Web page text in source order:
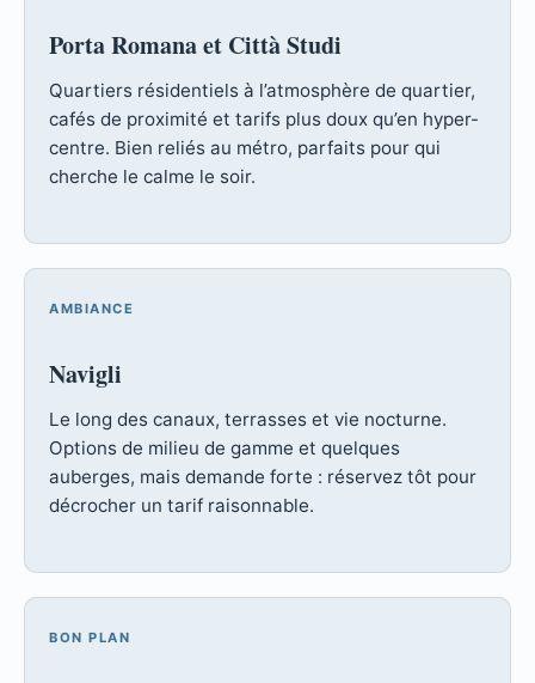
Porta Romana et Città Studi
Quartiers résidentiels à l’atmosphère de quartier,
cafés de proximité et tarifs plus doux qu’en hyper-
centre. Bien reliés au métro, parfaits pour qui
cherche le calme le soir.
AMBIANCE
Navigli
Le long des canaux, terrasses et vie nocturne.
Options de milieu de gamme et quelques
auberges, mais demande forte : réservez tôt pour
décrocher un tarif raisonnable.
BON PLAN